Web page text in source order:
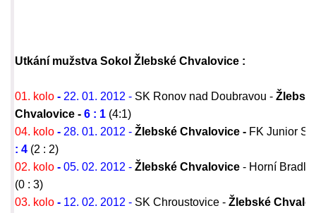
Utkání mužstva Sokol Žlebské Chvalovice :
01. kolo - 22. 01. 2012 - SK Ronov nad Doubravou -
Chvalovice - 6 : 1 (4:1)
04. kolo - 28. 01. 2012 - Žlebské Chvalovice - FK Junior
: 4 (2 : 2)
02. kolo - 05. 02. 2012 - Žlebské Chvalovice - Horní
(0 : 3)
03. kolo - 12. 02. 2012 - SK Chroustovice - Žlebské